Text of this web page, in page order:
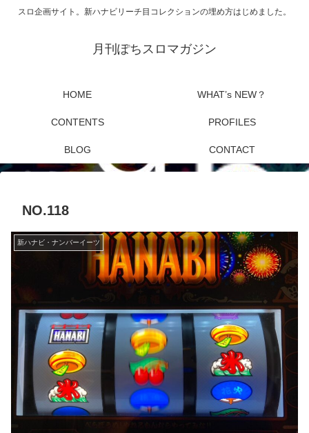
スロ企画サイト。新ハナビリーチ目コレクションの埋め方はじめました。
月刊ぽちスロマガジン
HOME WHAT’s NEW？
CONTENTS PROFILES
BLOG CONTACT
NO.118
新ハナビ・ナンバーイーツ